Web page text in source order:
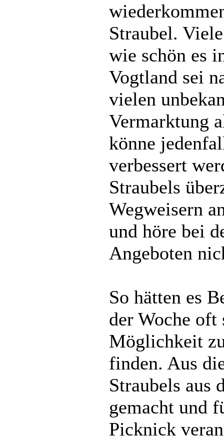
Straubel.
wie schön es
Vogtland sei
vielen
Vermarktung
könne
verbessert
Straubels
Wegweisern
und höre bei
Angeboten
So hätten es
der Woche oft
Möglichkeit
finden. Aus
Straubels aus
gemacht und
Picknick